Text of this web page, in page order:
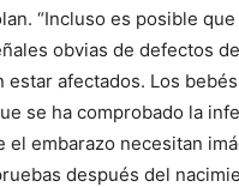
“Incluso es posible
obvias de defectos de
estar afectados. Los
se ha comprobado la
el embarazo necesitan
después del